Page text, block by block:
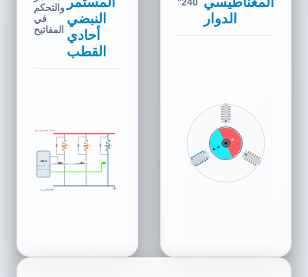
الدوار
0°
N
B
C
النبضي
أحادي
القطب
والتحكم
في
المفاتيح
MCU
وحدة تحكم دقيقة
توقيت التشغيل
VCC (+12 فولت تيار مستمر)
GND (الأرضي)
الملف A الملف B الملف C
MOS A (ON) MOS B (OFF) MOS C (OFF)